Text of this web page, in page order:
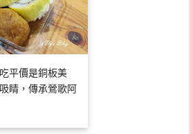
平價是銅板美
睛，傳承鶯歌阿